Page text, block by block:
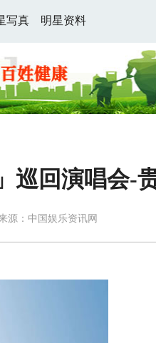
写真 明星资料
巡回演唱会-
源：中国娱乐资讯网